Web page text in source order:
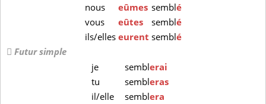
nous
eûmes semblé
vous
eûtes semblé
ils/elles eurent semblé
Futur simple
je
semblerai
tu
sembleras
il/elle
semblera